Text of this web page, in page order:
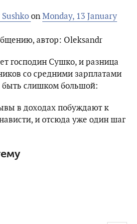
onMonday, 13 January
автор: Oleksandr
господин Сушко, и разница
со средними зарплатами
быть слишком большой:
в доходах побуждают к
и отсюда уже один шаг